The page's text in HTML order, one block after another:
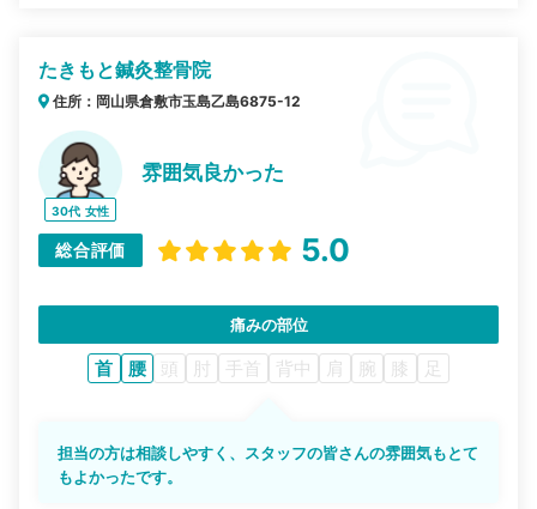
たきもと鍼灸整骨院
住所：岡山県倉敷市玉島乙島6875-12
30代 女性
雰囲気良かった
総合評価 5.0
痛みの部位
首 腰 頭 肘 手首 背中 肩 腕 膝 足
担当の方は相談しやすく、スタッフの皆さんの雰囲気もとて
もよかったです。